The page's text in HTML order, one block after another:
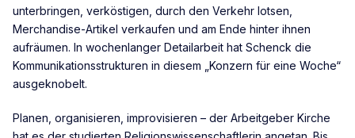
unterbringen, verköstigen, durch den Verkehr lotsen,
Merchandise-Artikel verkaufen und am Ende hinter ihnen
aufräumen. In wochenlanger Detailarbeit hat Schenck die
Kommunikationsstrukturen in diesem „Konzern für eine Woche“
ausgeknobelt.
Planen, organisieren, improvisieren – der Arbeitgeber Kirche